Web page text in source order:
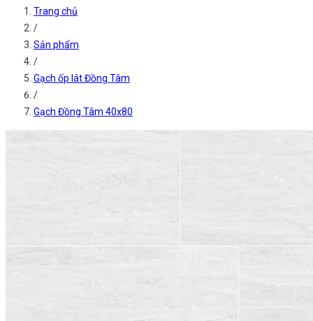
Trang chủ
/
Sản phẩm
/
Gạch ốp lát Đồng Tâm
/
Gạch Đồng Tâm 40x80